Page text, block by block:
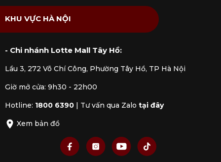
KHU VỰC HÀ NỘI
- Chi nhánh Lotte Mall Tây Hồ:
Lầu 3, 272 Võ Chí Công, Phường Tây Hồ, TP Hà Nội
Giờ mở cửa: 9h30 - 22h00
Hotline: 1800 6390 | Tư vấn qua Zalo tại đây
Xem bản đồ